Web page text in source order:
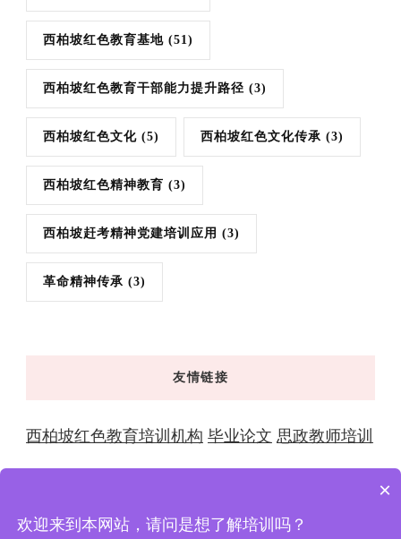
西柏坡红色教育基地 (51)
西柏坡红色教育干部能力提升路径 (3)
西柏坡红色文化 (5) 西柏坡红色文化传承 (3)
西柏坡红色精神教育 (3)
西柏坡赶考精神党建培训应用 (3)
革命精神传承 (3)
友情链接
西柏坡红色教育培训机构 毕业论文 思政教师培训
© 版权2026年西柏坡红色教育 | 干部培训学院-全国党性
×
欢迎来到本网站，请问是想了解培训吗？